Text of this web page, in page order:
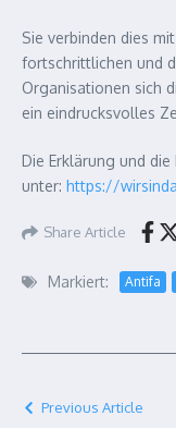
Sie verbinden dies
fortschrittlichen und
Organisationen sich
ein eindrucksvolles
Die Erklärung und
unter: https://
Share Article
Markiert: Antifa
Previous Article